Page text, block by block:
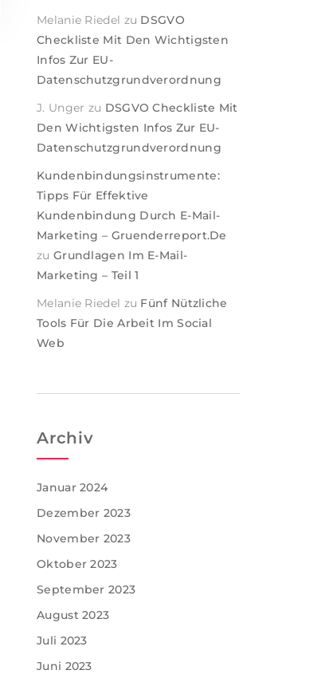
Melanie Riedel zu DSGVO
Checkliste Mit Den Wichtigsten
Infos Zur EU-
Datenschutzgrundverordnung
J. Unger zu DSGVO Checkliste Mit
Den Wichtigsten Infos Zur EU-
Datenschutzgrundverordnung
Kundenbindungsinstrumente:
Tipps Für Effektive
Kundenbindung Durch E-Mail-
Marketing – Gruenderreport.de
zu Grundlagen Im E-Mail-
Marketing – Teil 1
Melanie Riedel zu Fünf Nützliche
Tools Für Die Arbeit Im Social
Web
Archiv
Januar 2024
Dezember 2023
November 2023
Oktober 2023
September 2023
August 2023
Juli 2023
Juni 2023